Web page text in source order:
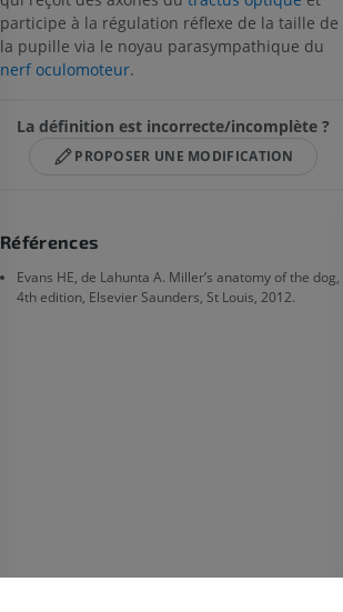
participe à la régulation réflexe de la taille de
la pupille via le noyau parasympathique du
nerf oculomoteur.
La définition est incorrecte/incomplète ?
PROPOSER UNE MODIFICATION
Références
Evans HE, de Lahunta A. Miller’s anatomy of the dog,
4th edition, Elsevier Saunders, St Louis, 2012.
Souris - Corps entier